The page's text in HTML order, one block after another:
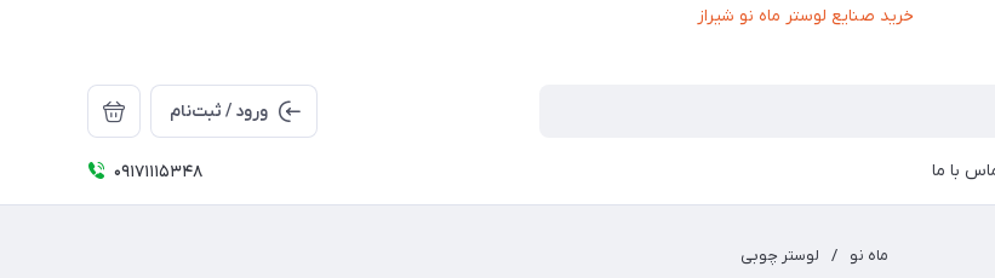
ورود / ثبت‌نام
با ما 09171115348
ماه نو / لوستر چوبی